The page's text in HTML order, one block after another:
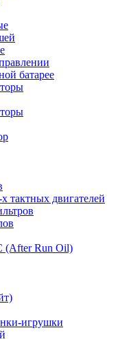
батарее
тактных двигателей
(After Run Oil)
игрушки